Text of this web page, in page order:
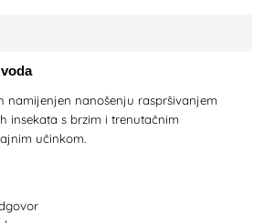
namijenjen nanošenju raspršivanjem
insekata s brzim i trenutačnim
učinkom.